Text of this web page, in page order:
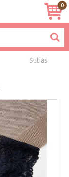
0
Sutiãs